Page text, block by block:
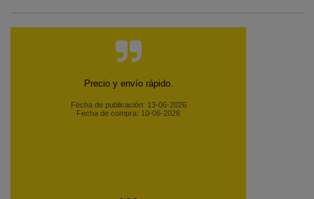
Precio y envío rápido.
Fecha de publicación: 13-06-2026
Fecha de compra: 10-06-2026